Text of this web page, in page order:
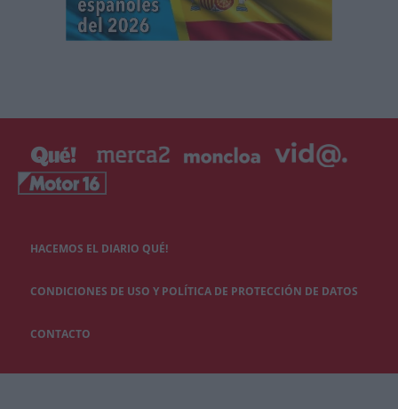
HACEMOS EL DIARIO QUÉ!
CONDICIONES DE USO Y POLÍTICA DE PROTECCIÓN DE DATOS
CONTACTO